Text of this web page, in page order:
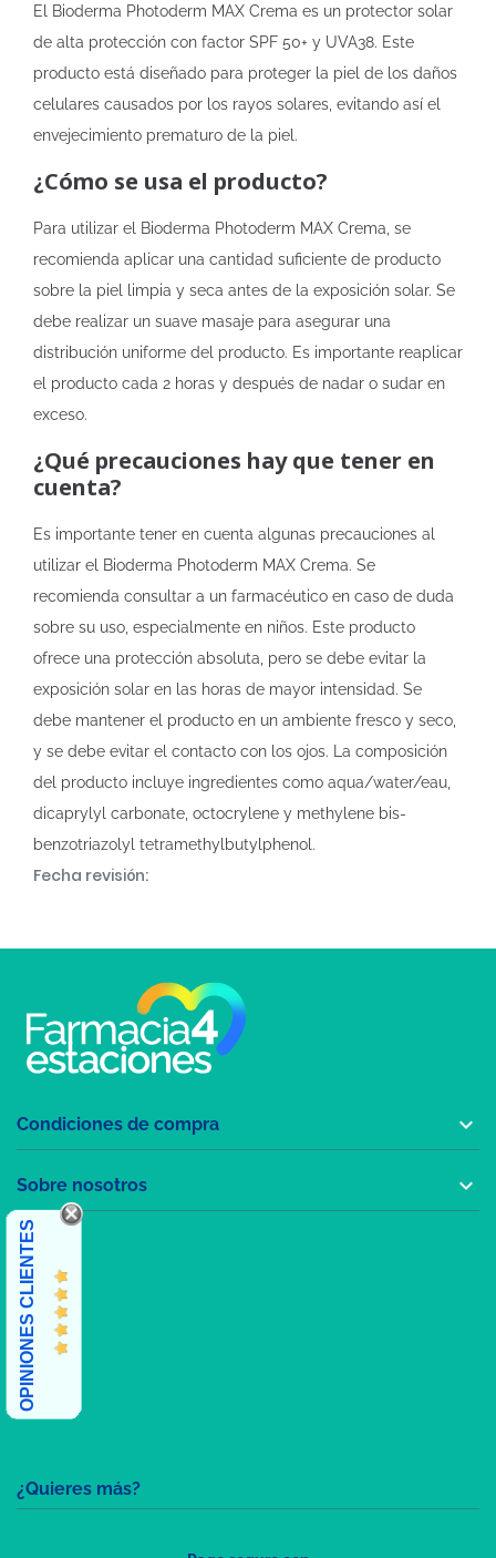
El Bioderma Photoderm MAX Crema es un protector solar
de alta protección con factor SPF 50+ y UVA38. Este
producto está diseñado para proteger la piel de los daños
celulares causados por los rayos solares, evitando así el
envejecimiento prematuro de la piel.
¿Cómo se usa el producto?
Para utilizar el Bioderma Photoderm MAX Crema, se
recomienda aplicar una cantidad suficiente de producto
sobre la piel limpia y seca antes de la exposición solar. Se
debe realizar un suave masaje para asegurar una
distribución uniforme del producto. Es importante reaplicar
el producto cada 2 horas y después de nadar o sudar en
exceso.
¿Qué precauciones hay que tener en
cuenta?
Es importante tener en cuenta algunas precauciones al
utilizar el Bioderma Photoderm MAX Crema. Se
recomienda consultar a un farmacéutico en caso de duda
sobre su uso, especialmente en niños. Este producto
ofrece una protección absoluta, pero se debe evitar la
exposición solar en las horas de mayor intensidad. Se
debe mantener el producto en un ambiente fresco y seco,
y se debe evitar el contacto con los ojos. La composición
del producto incluye ingredientes como aqua/water/eau,
dicaprylyl carbonate, octocrylene y methylene bis-
benzotriazolyl tetramethylbutylphenol.
Fecha revisión:
¿Quieres más?
Condiciones de compra 
Sobre nosotros 
OPINIONES CLIENTES